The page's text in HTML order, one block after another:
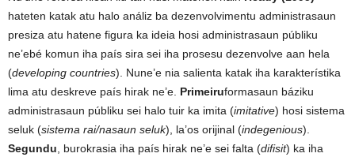
hateten katak atu halo análiz ba dezenvolvimentu administrasaun
presiza atu hatene figura ka ideia hosi administrasaun públiku
ne’ebé komun iha país sira sei iha prosesu dezenvolve aan hela
(developing countries). Nune’e nia salienta katak iha karakterístika
lima atu deskreve país hirak ne’e. Primeiruformasaun báziku
administrasaun públiku sei halo tuir ka imita (imitative) hosi sistema
seluk (sistema rai/nasaun seluk), la’os orijinal (indegenious).
Segundu , burokrasia iha país hirak ne’e sei falta (difisit) ka iha